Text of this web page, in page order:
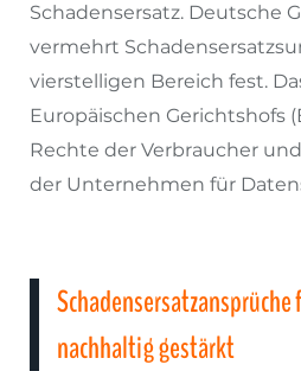
Schadensersatz. Deutsche
vermehrt
vierstelligen Bereich fest.
Europäischen Gerichtshofs
Rechte der Verbraucher
der Unternehmen für
nachhaltig gestärkt